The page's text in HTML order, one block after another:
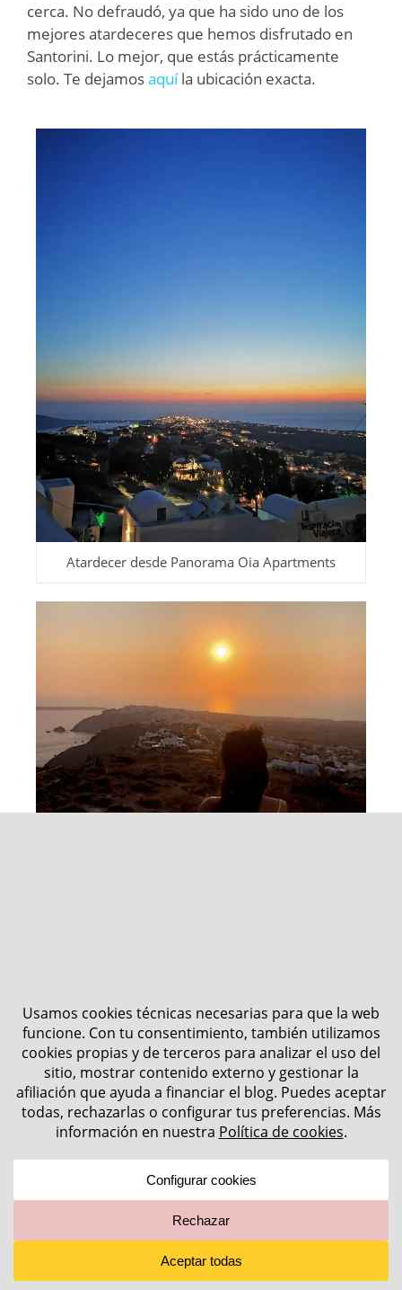
cerca. No defraudó, ya que ha sido uno de los
mejores atardeceres que hemos disfrutado en
Santorini. Lo mejor, que estás prácticamente
solo. Te dejamosaquíla ubicación exacta.
Atardecer desde Panorama Oia Apartments
Una de las mejores puestas de sol en Oia
Día 3: Playas de Santorini,
atardecer en costa
El tercer y último día descubriendo las cosas que
ver en Santorini ponemos rumbo al sur, haciendo
espectaculares a la caldera. Lo más llamativo de
este pequeño pueblo es que puedes tener unas